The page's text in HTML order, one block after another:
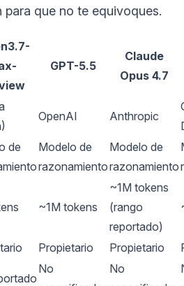
para que no te equivoques.
GPT-5.5
Claude
Opus 4.7
OpenAI Anthropic
de
Modelo de
razonamiento
Modelo de
razonamiento
~1M tokens
~1M tokens
(rango
reportado)
Propietario Propietario
No
No